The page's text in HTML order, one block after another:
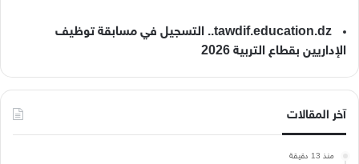
tawdif.education.dz.. التسجيل في مسابقة توظيف
الإداريين بقطاع التربية 2026
آخر المقالات
منذ 13 دقيقة